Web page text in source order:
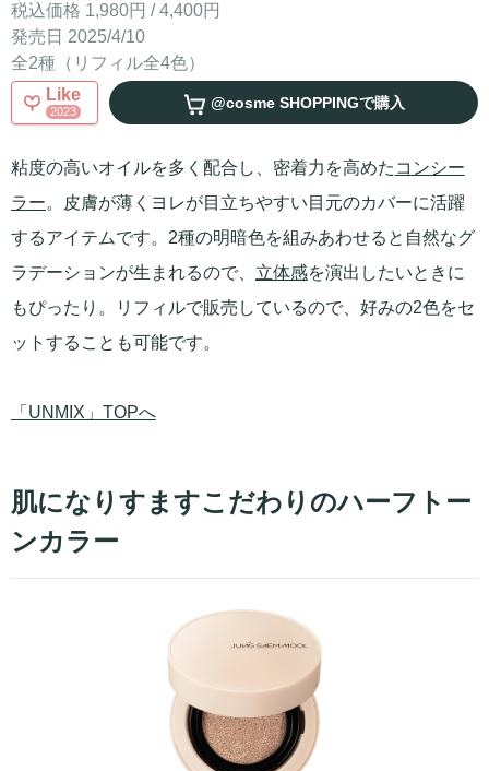
税込価格 1,980円 / 4,400円
発売日 2025/4/10
全2種（リフィル全4色）
Like
2023 @cosme SHOPPINGで購入
粘度の高いオイルを多く配合し、密着力を高めた コンシー
ラー。皮膚が薄くヨレが目立ちやすい目元のカバーに活躍
するアイテムです。2種の明暗色を組みあわせると自然なグ
ラデーションが生まれるので、 立体感を演出したいときに
もぴったり。リフィルで販売しているので、好みの2色をセ
ットすることも可能です。
「UNMIX」TOPへ
肌になりすますこだわりのハーフトー
ンカラー